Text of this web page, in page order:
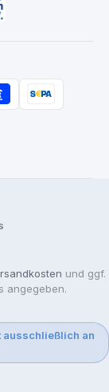
und ggf.
angegeben.
ausschließlich an